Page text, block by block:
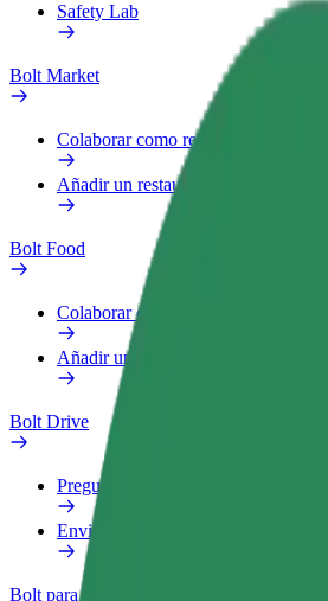
Safety Lab
Bolt Market
Colaborar como repartidor
Añadir un restaurante o tienda
Bolt Food
Colaborar como repartidor
Añadir un restaurante o tienda
Bolt Drive
Preguntas frecuentes
Enviar aviso sobre un vehículo
Bolt para empresas